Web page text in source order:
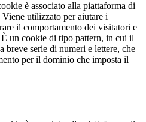
è associato alla piattaforma di
utilizzato per aiutare i
il comportamento dei visitatori e
un cookie di tipo pattern, in cui il
breve serie di numeri e lettere, che
per il dominio che imposta il